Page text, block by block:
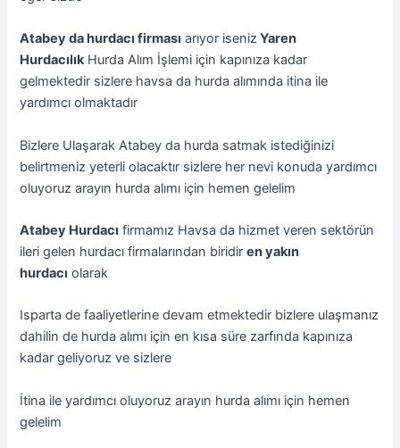
Atabey da hurdacı firması arıyor iseniz Yaren
HurdacılıkHurda Alım İşlemi için kapınıza kadar
gelmektedir sizlere havsa da hurda alımında itina ile
yardımcı olmaktadır
Bizlere Ulaşarak Atabey da hurda satmak istediğinizi
belirtmeniz yeterli olacaktır sizlere her nevi konuda yardımcı
oluyoruz arayın hurda alımı için hemen gelelim
Atabey Hurdacı firmamız Havsa da hizmet veren sektörün
ileri gelen hurdacı firmalarından biridiren yakın
hurdacı olarak
Isparta de faaliyetlerine devam etmektedir bizlere ulaşmanız
dahilin de hurda alımı için en kısa süre zarfında kapınıza
kadar geliyoruz ve sizlere
İtina ile yardımcı oluyoruz arayın hurda alımı için hemen
gelelim